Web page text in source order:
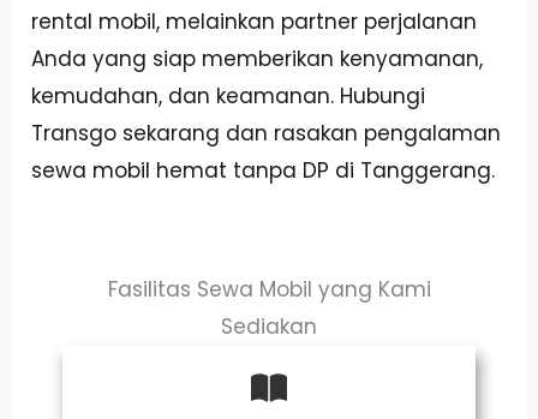
rental mobil, melainkan partner perjalanan
Anda yang siap memberikan kenyamanan,
kemudahan, dan keamanan. Hubungi
Transgo sekarang dan rasakan pengalaman
sewa mobil hemat tanpa DP di Tanggerang.
Fasilitas Sewa Mobil yang Kami
Sediakan